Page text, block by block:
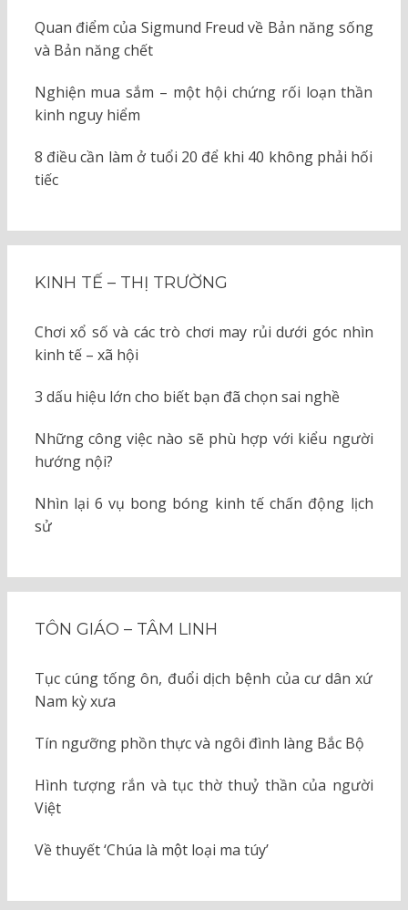
Quan điểm của Sigmund Freud về Bản năng sống
và Bản năng chết
Nghiện mua sắm – một hội chứng rối loạn thần
kinh nguy hiểm
8 điều cần làm ở tuổi 20 để khi 40 không phải hối
tiếc
KINH TẾ – THỊ TRƯỜNG
Chơi xổ số và các trò chơi may rủi dưới góc nhìn
kinh tế – xã hội
3 dấu hiệu lớn cho biết bạn đã chọn sai nghề
Những công việc nào sẽ phù hợp với kiểu người
hướng nội?
Nhìn lại 6 vụ bong bóng kinh tế chấn động lịch
sử
TÔN GIÁO – TÂM LINH
Tục cúng tống ôn, đuổi dịch bệnh của cư dân xứ
Nam kỳ xưa
Tín ngưỡng phồn thực và ngôi đình làng Bắc Bộ
Hình tượng rắn và tục thờ thuỷ thần của người
Việt
Về thuyết ‘Chúa là một loại ma túy’